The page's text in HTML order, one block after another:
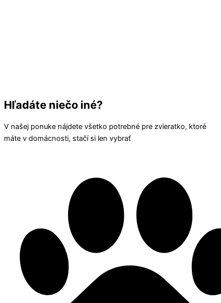
Hľadáte niečo iné?
V našej ponuke nájdete všetko potrebné pre zvieratko, ktoré
máte v domácnosti, stačí si len vybrať